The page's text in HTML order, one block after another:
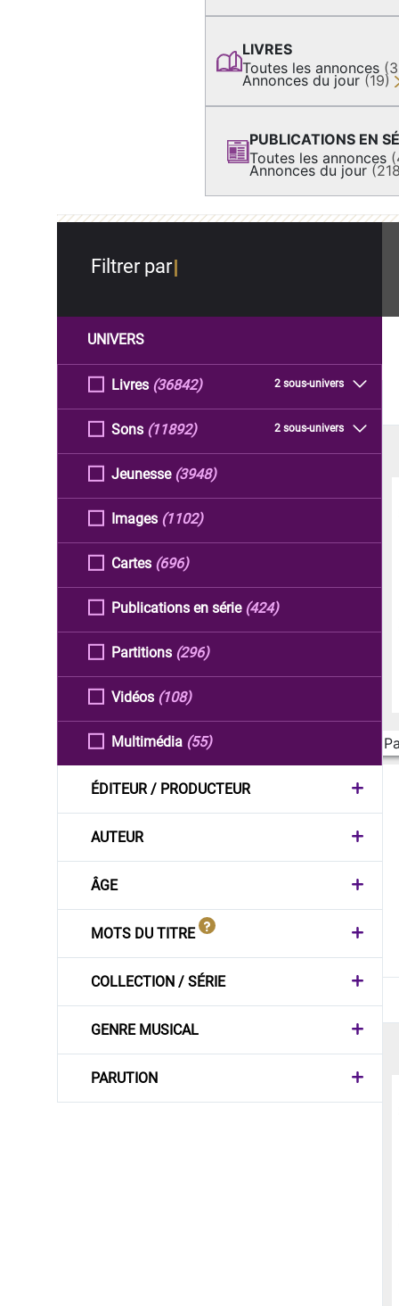
LIVRES
Toutes les annonces
Annonces du jour (19)
PUBLICATIONS EN
Toutes les annonces
Annonces du jour
Filtrer par
UNIVERS
Livres 2 sous-univers
(36842)
Sons 2 sous-univers
(11892)
Jeunesse (3948)
Images (1102)
Cartes (696)
Publications en série (424)
Partitions (296)
Vidéos (108)
Multimédia (55)
ÉDITEUR / PRODUCTEUR
AUTEUR
ÂGE
MOTS DU TITRE
COLLECTION / SÉRIE
GENRE MUSICAL
PARUTION